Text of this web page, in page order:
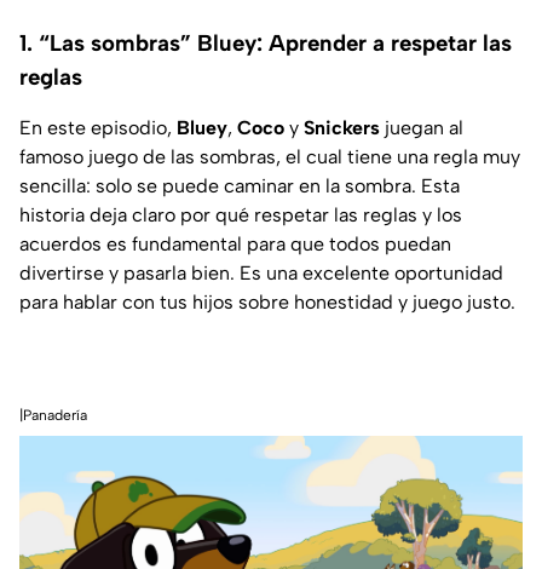
1. “Las sombras” Bluey: Aprender a respetar las
reglas
En este episodio, Bluey, Coco y Snickers juegan al
famoso juego de las sombras, el cual tiene una regla muy
sencilla: solo se puede caminar en la sombra. Esta
historia deja claro por qué respetar las reglas y los
acuerdos es fundamental para que todos puedan
divertirse y pasarla bien. Es una excelente oportunidad
para hablar con tus hijos sobre honestidad y juego justo.
|Panadería